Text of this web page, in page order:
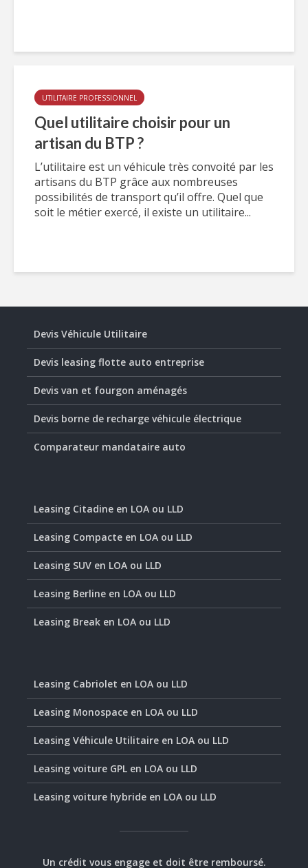
UTILITAIRE PROFESSIONNEL
Quel utilitaire choisir pour un
artisan du BTP ?
L’utilitaire est un véhicule très convoité par les
artisans du BTP grâce aux nombreuses
possibilités de transport qu’il offre. Quel que
soit le métier exercé, il existe un utilitaire...
Devis Véhicule Utilitaire
Devis leasing flotte auto entreprise
Devis van et fourgon aménagés
Devis borne de recharge véhicule électrique
Comparateur mandataire auto
Leasing Citadine en LOA ou LLD
Leasing Compacte en LOA ou LLD
Leasing SUV en LOA ou LLD
Leasing Berline en LOA ou LLD
Leasing Break en LOA ou LLD
Leasing Cabriolet en LOA ou LLD
Leasing Monospace en LOA ou LLD
Leasing Véhicule Utilitaire en LOA ou LLD
Leasing voiture GPL en LOA ou LLD
Leasing voiture hybride en LOA ou LLD
Un crédit vous engage et doit être remboursé.